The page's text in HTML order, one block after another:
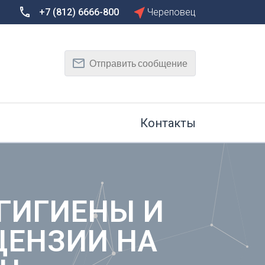
Дону
Тамбов
Тюмень
Улан-Удэ
Ульяновск
Уфа
Х
Хабаровск
+7 (812) 6666-800 Череповец
Отправить сообщение
Контакты
И
НА